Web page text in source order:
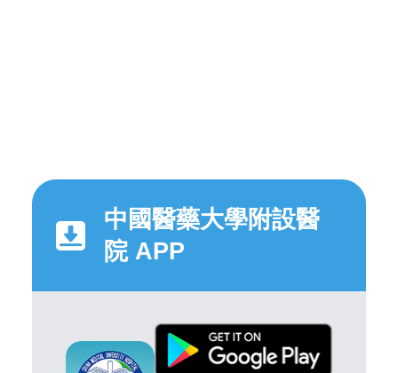
中國醫藥大學附設醫
院 APP